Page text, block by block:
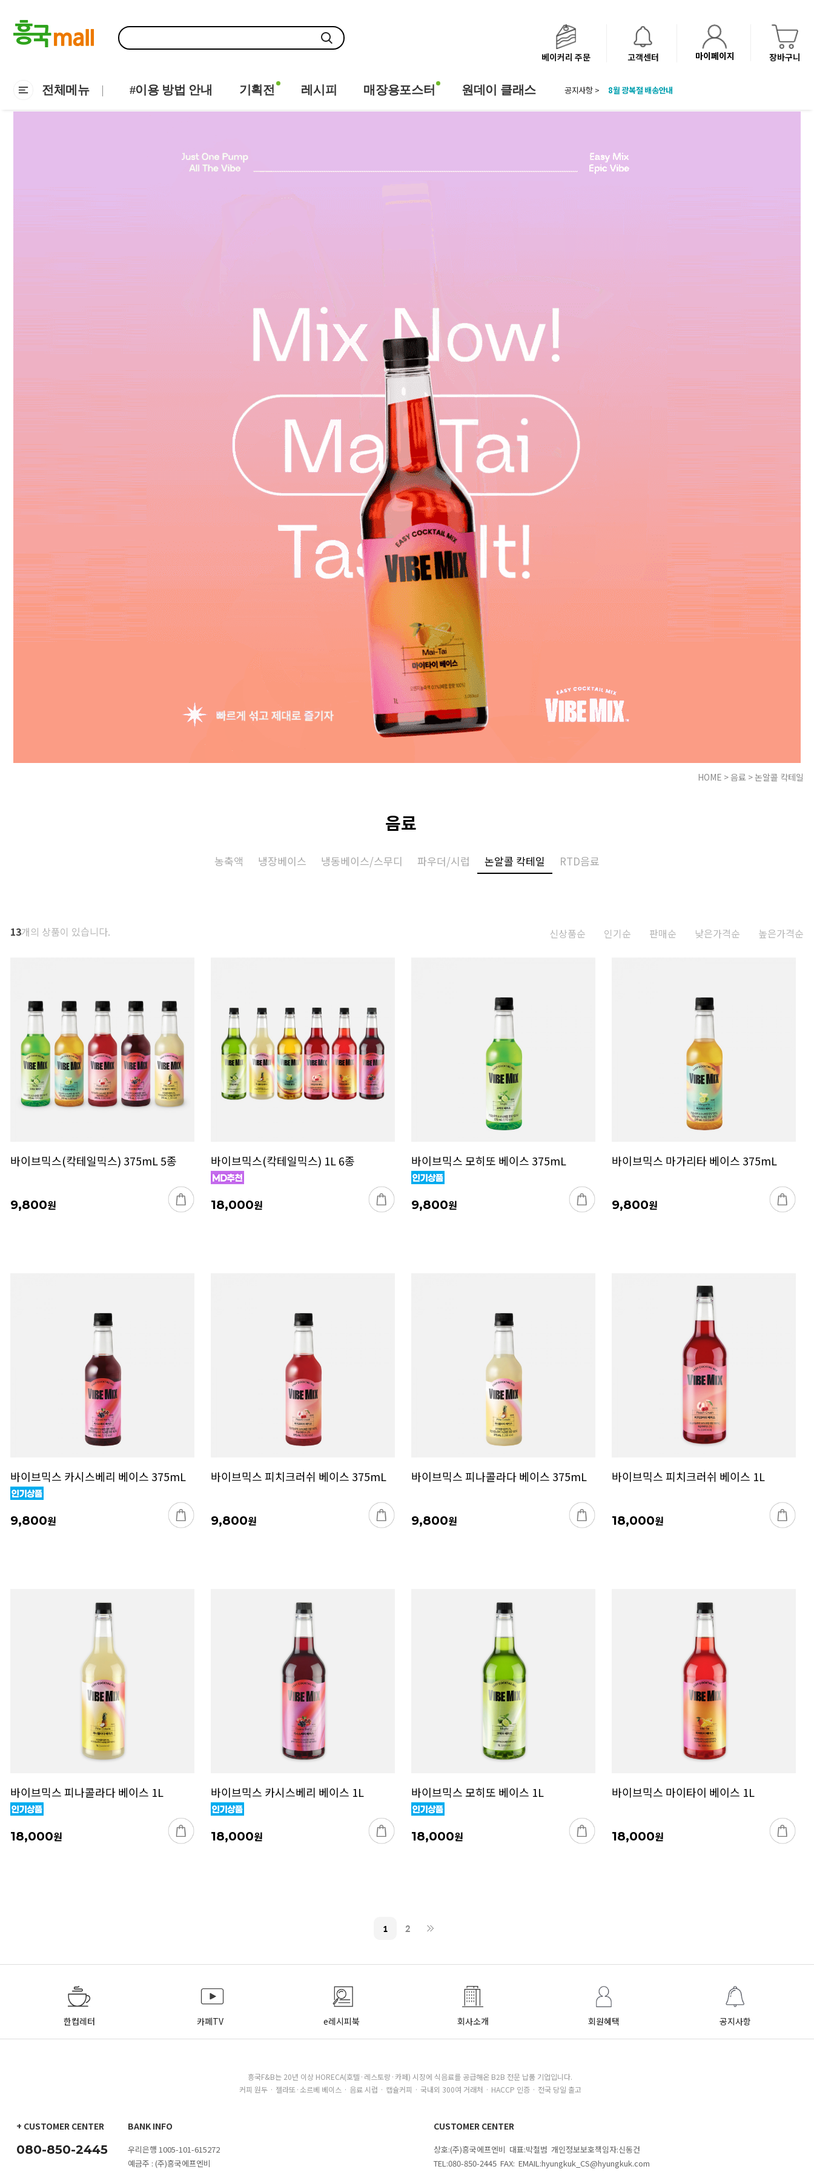
베이커리 주문 고객센터 마이페이지 장바구니
전체메뉴 #이용 방법 안내 기획전 레시피 매장용포스터 원데이 클래스 공지사항 >
8월 광복절 배송안내
베이커리(냉동직배송) 센터 이전에 따른 배송 일정 안내
HOME >음료 >논알콜 칵테일
음료
농축액 냉장베이스 냉동베이스/스무디 파우더/시럽 논알콜 칵테일 RTD음료
13개의 상품이 있습니다. 신상품순 인기순 판매순 낮은가격순 높은가격순
바이브믹스(칵테일믹스) 375mL 5종
9,800원
바이브믹스(칵테일믹스) 1L 6종
18,000원
바이브믹스 모히또 베이스 375mL
9,800원
바이브믹스 마가리타 베이스 375mL
9,800원
바이브믹스 카시스베리 베이스 375mL
9,800원
바이브믹스 피치크러쉬 베이스 375mL
9,800원
바이브믹스 피나콜라다 베이스 375mL
9,800원
바이브믹스 피치크러쉬 베이스 1L
18,000원
바이브믹스 피나콜라다 베이스 1L
18,000원
바이브믹스 카시스베리 베이스 1L
18,000원
바이브믹스 모히또 베이스 1L
18,000원
바이브믹스 마이타이 베이스 1L
18,000원
1 2
한컵레터 카페TV e레시피북 회사소개 회원혜택 공지사항
흥국F&B는 20년 이상 HORECA(호텔·레스토랑·카페) 시장에 식음료를 공급해온 B2B 전문 납품 기업입니다.
커피 원두 · 젤라또·소르베 베이스 · 음료 시럽 · 캡슐커피 · 국내외 300여 거래처 · HACCP 인증 · 전국 당일 출고
+ CUSTOMER CENTER
080-850-2445
BANK INFO
우리은행 1005-101-615272
예금주 : (주)흥국에프엔비
CUSTOMER CENTER
상호:(주)흥국에프엔비 대표:박철범 개인정보보호책임자:신동건
TEL:080-850-2445 FAX: EMAIL:hyungkuk_CS@hyungkuk.com